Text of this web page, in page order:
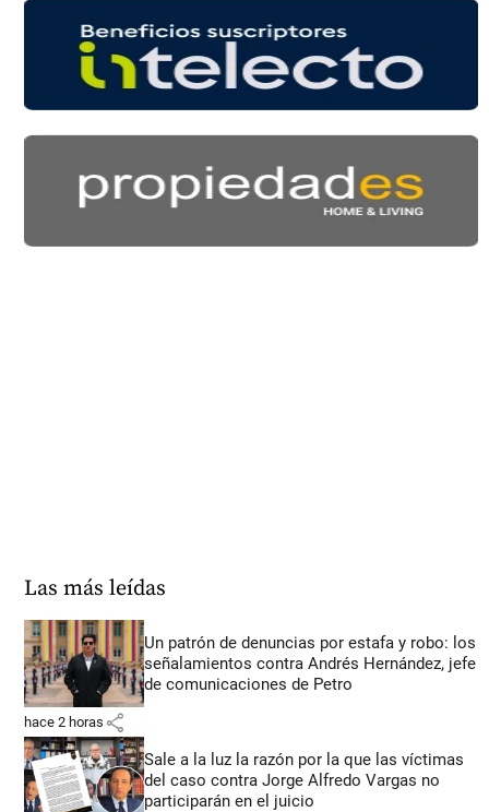
Las más leídas
Un patrón de denuncias por estafa y robo: los
señalamientos contra Andrés Hernández, jefe
de comunicaciones de Petro
hace 2 horas share
Sale a la luz la razón por la que las víctimas
del caso contra Jorge Alfredo Vargas no
participarán en el juicio